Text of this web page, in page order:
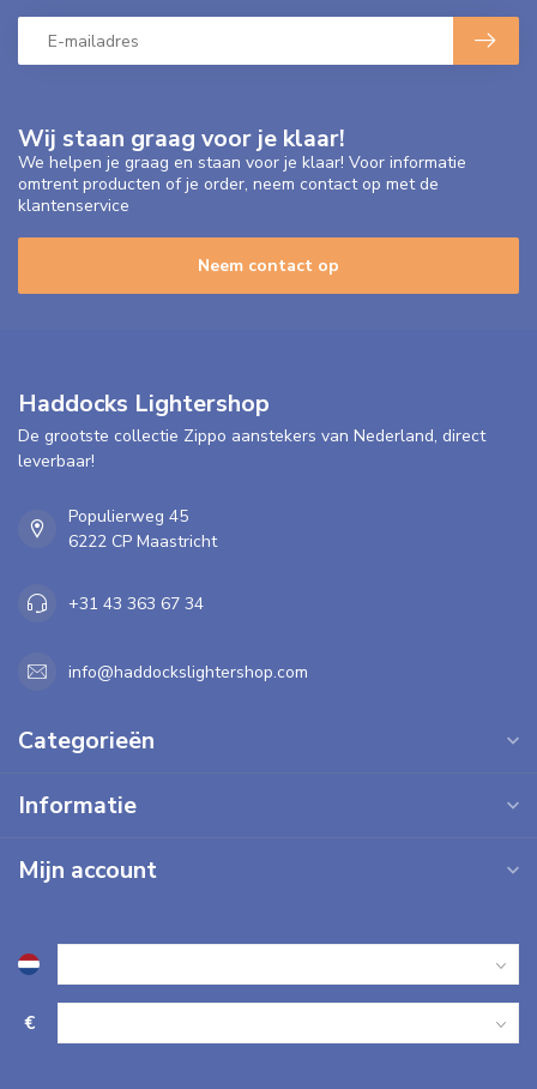
Wij staan graag voor je klaar!
We helpen je graag en staan voor je klaar! Voor informatie
omtrent producten of je order, neem contact op met de
klantenservice
Neem contact op
Haddocks Lightershop
De grootste collectie Zippo aanstekers van Nederland, direct
leverbaar!
Populierweg 45
6222 CP Maastricht
+31 43 363 67 34
info@haddockslightershop.com
Categorieën
Informatie
Mijn account
€